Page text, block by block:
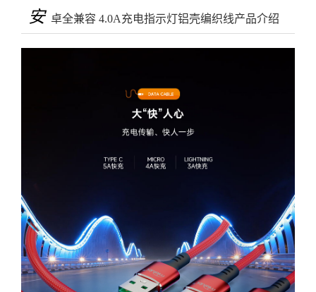
安 卓全兼容 4.0A充电指示灯铝壳编织线产品介绍